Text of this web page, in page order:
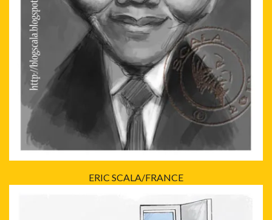
ERIC SCALA/FRANCE